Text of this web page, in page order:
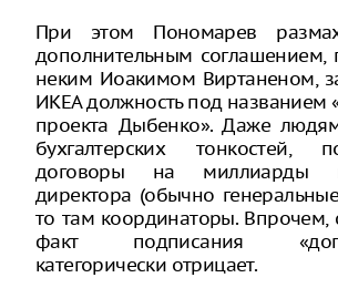
При этом Пономарев
дополнительным соглашением,
неким Иоакимом Виртаненом,
ИКЕА должность под названием
проекта Дыбенко». Даже
бухгалтерских тонкостей,
договоры на миллиарды
директора (обычно
то там координаторы. Впрочем,
факт подписания
категорически отрицает.